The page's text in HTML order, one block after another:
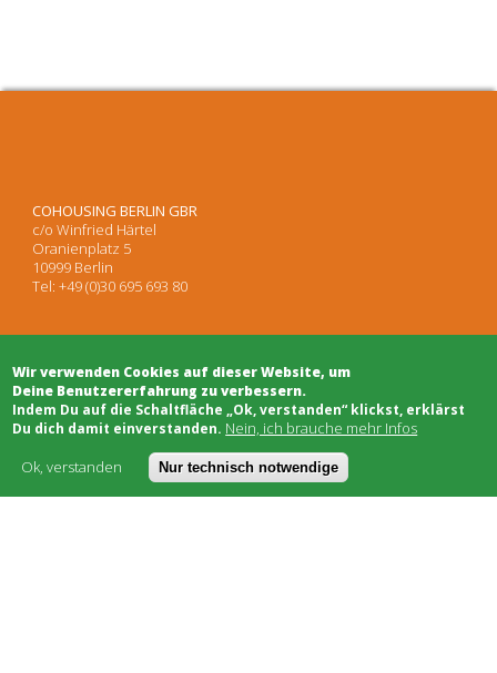
COHOUSING BERLIN GBR
c/o Winfried Härtel
Oranienplatz 5
10999 Berlin
Tel: +49 (0)30 695 693 80
Architekten
Projektentwicklung
Projektsteuerung
Rechtsberatung
Öffentlichkeitsarbeit
Wir verwenden Cookies auf dieser Website, um
Deine Benutzererfahrung zu verbessern.
​Indem Du auf die Schaltfläche „Ok, verstanden“ klickst, erklärst
Du dich damit einverstanden. Nein, ich brauche mehr Infos
Ok, verstanden
Nur technisch notwendige